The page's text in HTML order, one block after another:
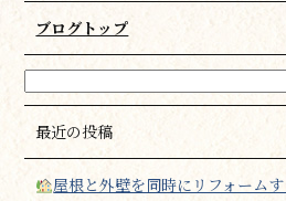
ブログトップ
最近の投稿
屋根と外壁を同時にリフォーム